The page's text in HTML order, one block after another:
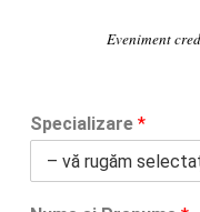
Eveniment
Specializare *